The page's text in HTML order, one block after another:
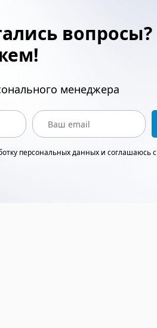
вопросы?
менеджера
персональных данных и соглашаюсь с